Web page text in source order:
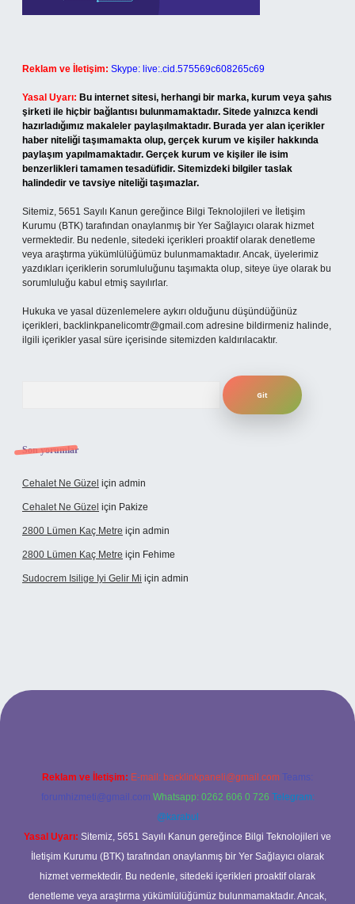
Reklam ve İletişim: Skype: live:.cid.575569c608265c69
Yasal Uyarı: Bu internet sitesi, herhangi bir marka, kurum veya şahıs
şirketi ile hiçbir bağlantısı bulunmamaktadır. Sitede yalnızca kendi
hazırladığımız makaleler paylaşılmaktadır. Burada yer alan içerikler
haber niteliği taşımamakta olup, gerçek kurum ve kişiler hakkında
paylaşım yapılmamaktadır. Gerçek kurum ve kişiler ile isim
benzerlikleri tamamen tesadüfidir. Sitemizdeki bilgiler taslak
halindedir ve tavsiye niteliği taşımazlar.
Sitemiz, 5651 Sayılı Kanun gereğince Bilgi Teknolojileri ve İletişim
Kurumu (BTK) tarafından onaylanmış bir Yer Sağlayıcı olarak hizmet
vermektedir. Bu nedenle, sitedeki içerikleri proaktif olarak denetleme
veya araştırma yükümlülüğümüz bulunmamaktadır. Ancak, üyelerimiz
yazdıkları içeriklerin sorumluluğunu taşımakta olup, siteye üye olarak bu
sorumluluğu kabul etmiş sayılırlar.
Hukuka ve yasal düzenlemelere aykırı olduğunu düşündüğünüz
içerikleri, backlinkpanelicomtr@gmail.com adresine bildirmeniz halinde,
ilgili içerikler yasal süre içerisinde sitemizden kaldırılacaktır.
Son yorumlar
Cehalet Ne Güzel için admin
Cehalet Ne Güzel için Pakize
2800 Lümen Kaç Metre için admin
2800 Lümen Kaç Metre için Fehime
Sudocrem Isilige Iyi Gelir Mi için admin
bet giriş
Reklam ve İletişim: E-mail: backlinkpaneli@gmail.com Teams:
forumhizmeti@gmail.com Whatsapp: 0262 606 0 726 Telegram:
@karabul
Yasal Uyarı: Sitemiz, 5651 Sayılı Kanun gereğince Bilgi Teknolojileri ve
İletişim Kurumu (BTK) tarafından onaylanmış bir Yer Sağlayıcı olarak
hizmet vermektedir. Bu nedenle, sitedeki içerikleri proaktif olarak
denetleme veya araştırma yükümlülüğümüz bulunmamaktadır. Ancak,